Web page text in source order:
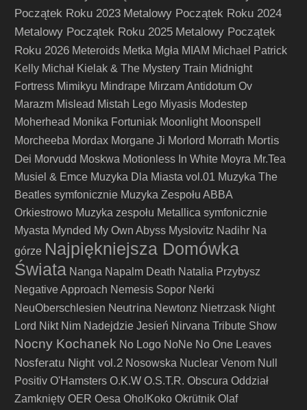
Początek Roku 2023 Metalowy Początek Roku 2024
Metalowy Początek Roku 2025 Metalowy Początek
Roku 2026 Meteroids Metka Mgła MIAM Michael Patrick
Kelly Michał Kielak & The Mystery Train Midnight
Fortress Mimikyu Mindrape Mirzam Antidotum Ov
Marazm Mislead Mistah Lego Miyasis Modestep
Moherhead Monika Fortuniak Moonlight Moonspell
Morcheeba Mordax Morgane Ji Morlord Morrath Mortis
Dei Morvudd Moskwa Motionless In White Moyra Mr.Tea
Musiel & Emce Muzyka Dla Miasta vol.01 Muzyka The
Beatles symfonicznie Muzyka Zespołu ABBA
Orkiestrowo Muzyka zespołu Metallica symfonicznie
Myasta Mynded My Own Abyss Myslovitz Nadihr Na
górze Najpiękniejsza Domówka
Świata Nanga Napalm Death Natalia Przybysz
Negative Approach Nemesis Sopor Nerki
NeuOberschlesien Neutrina Newtonz Nietrzask Night
Lord Nikt Nim Nadejdzie Jesień Nirvana Tribute Show
Nocny Kochanek No Logo NoNe No One Leaves
Nosferatu Night vol.2 Nosowska Nuclear Venom Null
Positiv O'Hamsters O.K.W O.S.T.R. Obscura Oddział
Zamknięty OER Oesa Oho!Koko Okrütnik Olaf